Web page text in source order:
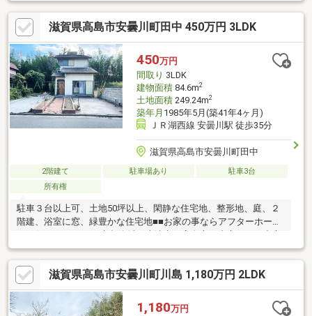
あれば、ぜひアフターホームへ！
滋賀県高島市安曇川町田中 450万円 3LDK
450万円
間取り 3LDK
建物面積84.6m2
土地面積249.24m2
築年月 1985年5月(築41年4ヶ月)
ＪＲ湖西線 安曇川駅 徒歩35分
滋賀県高島市安曇川町田中
2階建て 駐車場あり
駐車3台
所有権
駐車３台以上可、土地50坪以上、閑静な住宅地、整形地、庭、２
階建、浴室に窓、緑豊かな住宅地■■お家の事ならアフターホーム
にお任せください■■京都全域、大津市、高島市を中心とした中心
とした地域密着型の不動産業者です。・新築・中古・土地・マン
ション・リフォーム・建築・別荘・田畑・事業用地・店舗用地・
住み替えの相談など、お気軽にご相談下さい！！お家のことでお
困りのことがあれば、ぜひアフターホームへ！
滋賀県高島市安曇川町川島 1,180万円 2LDK
1,180万円